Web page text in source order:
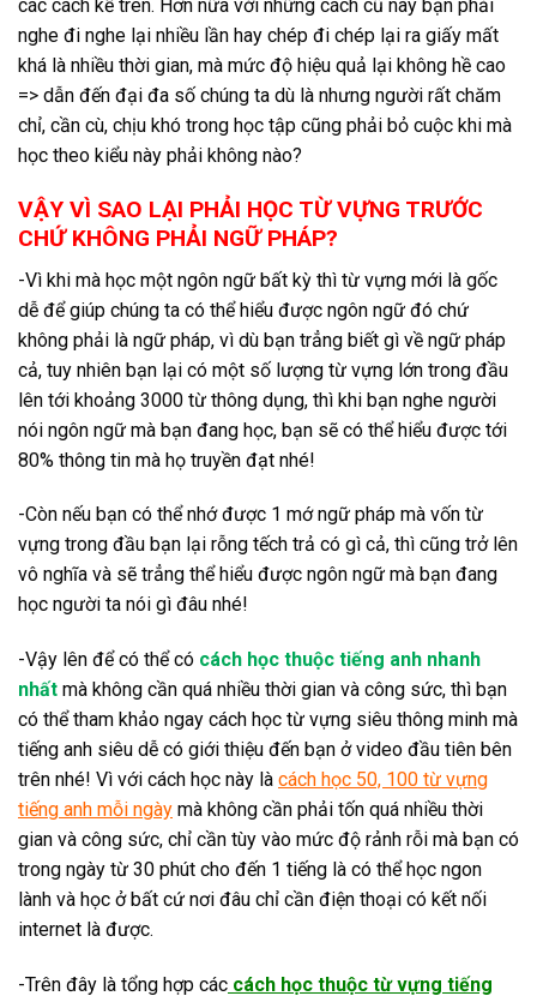
các cách kể trên. Hơn nữa với những cách cũ này bạn phải
nghe đi nghe lại nhiều lần hay chép đi chép lại ra giấy mất
khá là nhiều thời gian, mà mức độ hiệu quả lại không hề cao
=> dẫn đến đại đa số chúng ta dù là nhưng người rất chăm
chỉ, cần cù, chịu khó trong học tập cũng phải bỏ cuộc khi mà
học theo kiểu này phải không nào?
VẬY VÌ SAO LẠI PHẢI HỌC TỪ VỰNG TRƯỚC
CHỨ KHÔNG PHẢI NGỮ PHÁP?
-Vì khi mà học một ngôn ngữ bất kỳ thì từ vựng mới là gốc
dễ để giúp chúng ta có thể hiểu được ngôn ngữ đó chứ
không phải là ngữ pháp, vì dù bạn trẳng biết gì về ngữ pháp
cả, tuy nhiên bạn lại có một số lượng từ vựng lớn trong đầu
lên tới khoảng 3000 từ thông dụng, thì khi bạn nghe người
nói ngôn ngữ mà bạn đang học, bạn sẽ có thể hiểu được tới
80% thông tin mà họ truyền đạt nhé!
-Còn nếu bạn có thể nhớ được 1 mớ ngữ pháp mà vốn từ
vựng trong đầu bạn lại rỗng tếch trả có gì cả, thì cũng trở lên
vô nghĩa và sẽ trẳng thể hiểu được ngôn ngữ mà bạn đang
học người ta nói gì đâu nhé!
-Vậy lên để có thể có cách học thuộc tiếng anh nhanh
nhất mà không cần quá nhiều thời gian và công sức, thì bạn
có thể tham khảo ngay cách học từ vựng siêu thông minh mà
tiếng anh siêu dễ có giới thiệu đến bạn ở video đầu tiên bên
trên nhé! Vì với cách học này là cách học 50, 100 từ vựng
tiếng anh mỗi ngày mà không cần phải tốn quá nhiều thời
gian và công sức, chỉ cần tùy vào mức độ rảnh rỗi mà bạn có
trong ngày từ 30 phút cho đến 1 tiếng là có thể học ngon
lành và học ở bất cứ nơi đâu chỉ cần điện thoại có kết nối
internet là được.
-Trên đây là tổng hợp các cách học thuộc từ vựng tiếng